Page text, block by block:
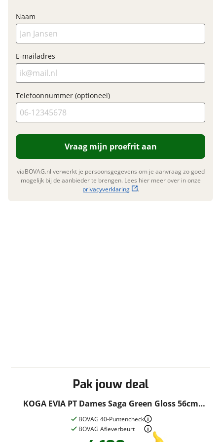
Elektrisch?
Financieel
Prijs
€ 4.199,-
BTW/marge
Bijtellingspercentage
Nieuwprijs
€ 4.199,-
Garanties
BOVAG Garantie
Fabrieksgarantie van
Inbegrepen
Meerprijs:
Wat is een nieuwe accu?
Pak jouw deal
KOGA EVIA PT Dames Saga Green Gloss 56cm
2025
BOVAG 40-Puntencheck
BOVAG Afleverbeurt
Naam
E-mailadres
Telefoonnummer (optioneel)
Vraag mijn proefrit aan
viaBOVAG.nl verwerkt je persoonsgegevens om je aanvraag zo goed
mogelijk bij de aanbieder te brengen. Lees hier meer over in onze
privacyverklaring
.